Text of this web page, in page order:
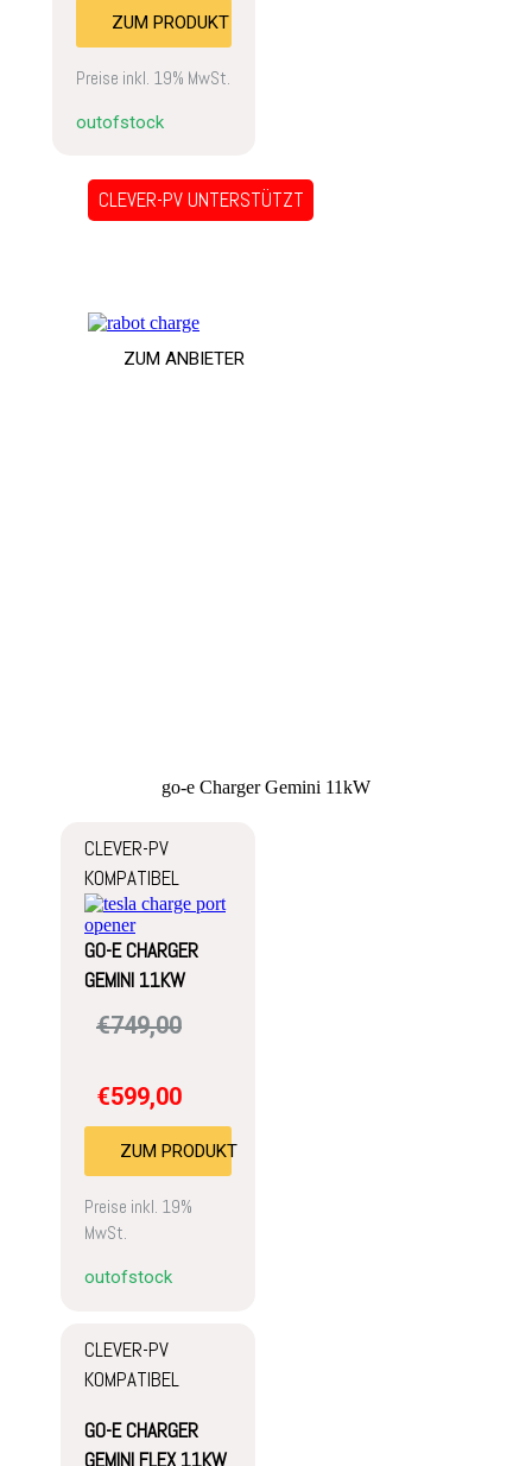
ZUM PRODUKT
Preise inkl. 19% MwSt.
outofstock
CLEVER-PV UNTERSTÜTZT
ZUM ANBIETER
go-e Charger Gemini 11kW
CLEVER-PV
KOMPATIBEL
GO-E CHARGER
GEMINI 11KW
€749,00
€599,00
ZUM PRODUKT
Preise inkl. 19%
MwSt.
outofstock
CLEVER-PV
KOMPATIBEL
GO-E CHARGER
GEMINI FLEX 11KW